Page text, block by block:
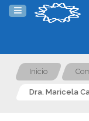
Inicio
Dra. Maricela